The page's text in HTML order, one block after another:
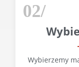
02/
Wybierzemy